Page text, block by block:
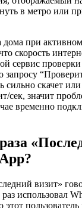
в метро или
дома при
скорость
сервис проверки
сильно скачет или
сек, значит
временно
визит»
использовал
этот